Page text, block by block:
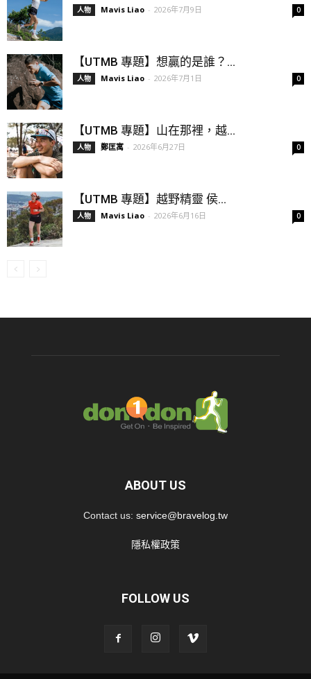
人物 Mavis Liao - 2026年7月9日 0
【UTMB 專題】想贏的是誰？...
人物 Mavis Liao - 2026年7月1日 0
【UTMB 專題】山在那裡，越...
人物 鄭匡寓 - 2026年6月27日 0
【UTMB 專題】越野精靈 侯...
人物 Mavis Liao - 2026年6月16日 0
ABOUT US
Contact us: service@bravelog.tw
隱私權政策
FOLLOW US